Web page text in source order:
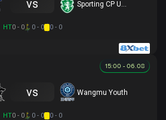
vs
HT0 - 0 0 - 0 0 - 0
15:00 - 06.08
vs Wangmu Youth
HT0 - 0 0 - 0 0 - 0